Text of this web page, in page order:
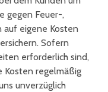
gegen Feuer-,
auf eigene Kosten
Sofern
erforderlich sind,
Kosten regelmäßig
unverzüglich